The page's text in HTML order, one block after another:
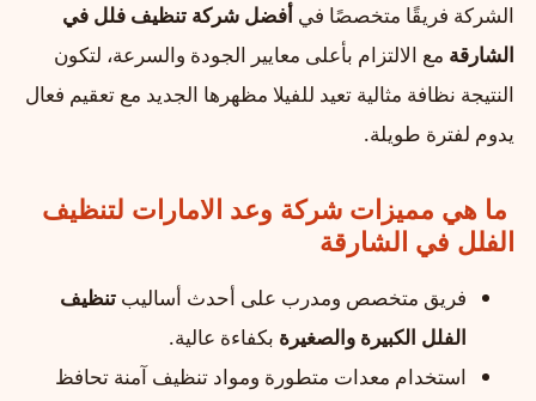
الشركة فريقًا متخصصًا في أفضل شركة تنظيف فلل في
الشارقة مع الالتزام بأعلى معايير الجودة والسرعة، لتكون
النتيجة نظافة مثالية تعيد للفيلا مظهرها الجديد مع تعقيم فعال
يدوم لفترة طويلة.
ما هي مميزات شركة وعد الامارات لتنظيف
الفلل في الشارقة
فريق متخصص ومدرب على أحدث أساليب تنظيف
الفلل الكبيرة والصغيرة بكفاءة عالية.
استخدام معدات متطورة ومواد تنظيف آمنة تحافظ